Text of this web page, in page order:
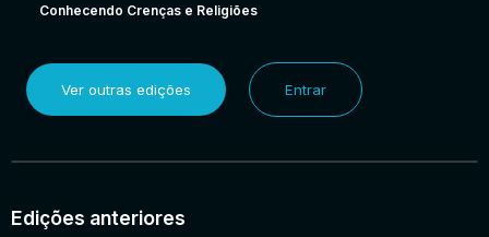
Conhecendo Crenças e Religiões
Ver outras edições Entrar
Edições anteriores